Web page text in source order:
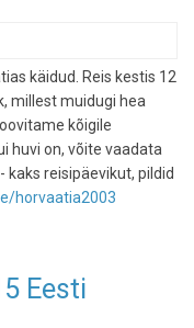
käidud. Reis kestis 12
millest muidugi hea
kõigile
huvi on, võite vaadata
kaks reisipäevikut, pildid
horvaatia2003
Eesti